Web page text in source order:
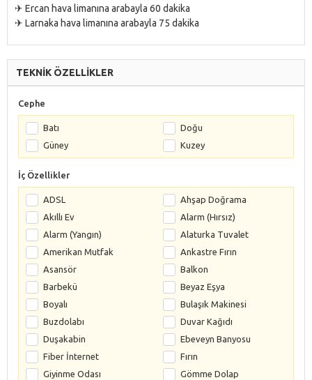
✈ Ercan hava limanına arabayla 60 dakika
✈ Larnaka hava limanına arabayla 75 dakika
TEKNİK ÖZELLİKLER
Cephe
Batı
Doğu
Güney
Kuzey
İç Özellikler
ADSL
Ahşap Doğrama
Akıllı Ev
Alarm (Hırsız)
Alarm (Yangın)
Alaturka Tuvalet
Amerikan Mutfak
Ankastre Fırın
Asansör
Balkon
Barbekü
Beyaz Eşya
Boyalı
Bulaşık Makinesi
Buzdolabı
Duvar Kağıdı
Duşakabin
Ebeveyn Banyosu
Fiber İnternet
Fırın
Giyinme Odası
Gömme Dolap